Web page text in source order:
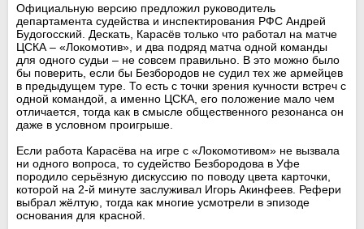
Официальную версию предложил руководитель
департамента судейства и инспектирования РФС Андрей
Будогосский. Дескать, Карасёв только что работал на матче
ЦСКА – «Локомотив», и два подряд матча одной команды
для одного судьи – не совсем правильно. В это можно было
бы поверить, если бы Безбородов не судил тех же армейцев
в предыдущем туре. То есть с точки зрения кучности встреч с
одной командой, а именно ЦСКА, его положение мало чем
отличается, тогда как в смысле общественного резонанса он
даже в условном проигрыше.
Если работа Карасёва на игре с «Локомотивом» не вызвала
ни одного вопроса, то судейство Безбородова в Уфе
породило серьёзную дискуссию по поводу цвета карточки,
которой на 2-й минуте заслуживал Игорь Акинфеев. Рефери
выбрал жёлтую, тогда как многие усмотрели в эпизоде
основания для красной.